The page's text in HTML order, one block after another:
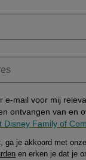
e-mail voor mij
ontvangen van en
Disney Family of
ga je akkoord met onze
en erken je dat je